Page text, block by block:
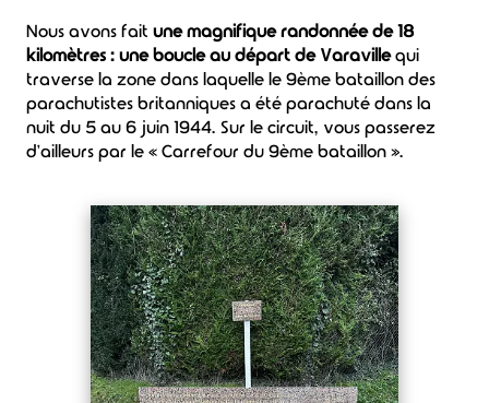
Nous avons fait une magnifique randonnée de 18
kilomètres : une boucle au départ de Varavillequi
traverse la zone dans laquelle le 9ème bataillon des
parachutistes britanniques a été parachuté dans la
nuit du 5 au 6 juin 1944. Sur le circuit, vous passerez
d'ailleurs par le « Carrefour du 9ème bataillon ».